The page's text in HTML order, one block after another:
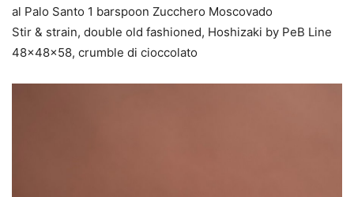
al Palo Santo 1 barspoon Zucchero Moscovado
Stir & strain, double old fashioned, Hoshizaki by PeB Line
48x48x58, crumble di cioccolato